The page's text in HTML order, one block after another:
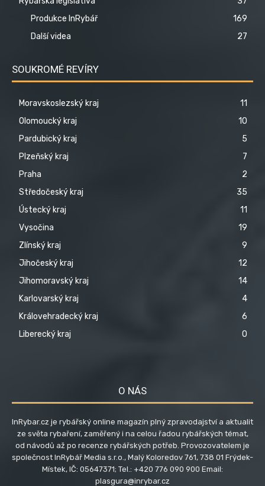
Produkce InRybář
169
Další videa
27
SOUKROMÉ REVÍRY
Moravskoslezský kraj
11
Olomoucký kraj
10
Pardubický kraj
5
Plzeňský kraj
7
Praha
2
Středočeský kraj
35
Ústecký kraj
11
Vysočina
19
Zlínský kraj
9
Jihočeský kraj
12
Jihomoravský kraj
14
Karlovarský kraj
4
Královehradecký kraj
6
Liberecký kraj
0
O NÁS
InRybar.cz je rybářský online magazín plný zpravodajství a aktualit
ze světa rybaření, zaměřený i na celou řadou rybářských témat,
od návodů až po recenze rybářských potřeb. Provozovatelem je
společnost InRybář Media s.r.o., Malý Koloredov 761, 738 01 Frýdek-
Místek, IČ: 05647371; Tel.: +420 776 090 900 Email:
plasgura@inrybar.cz